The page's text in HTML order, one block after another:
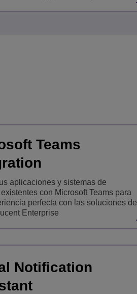
Teams
aplicaciones y sistemas de
con Microsoft Teams para
perfecta con las soluciones de
Enterprise
Notification